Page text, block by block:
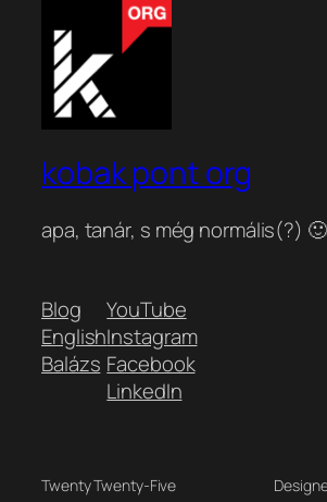
kobak pont org
apa, tanár, s még normális(?) 🙂
Blog
English
Balázs
YouTube
Instagram
Facebook
LinkedIn
Twenty Twenty-Five